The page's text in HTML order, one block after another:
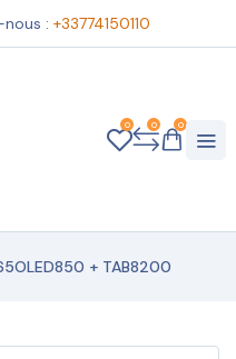
nous : +33774150110
0 0 0
+ TAB8200